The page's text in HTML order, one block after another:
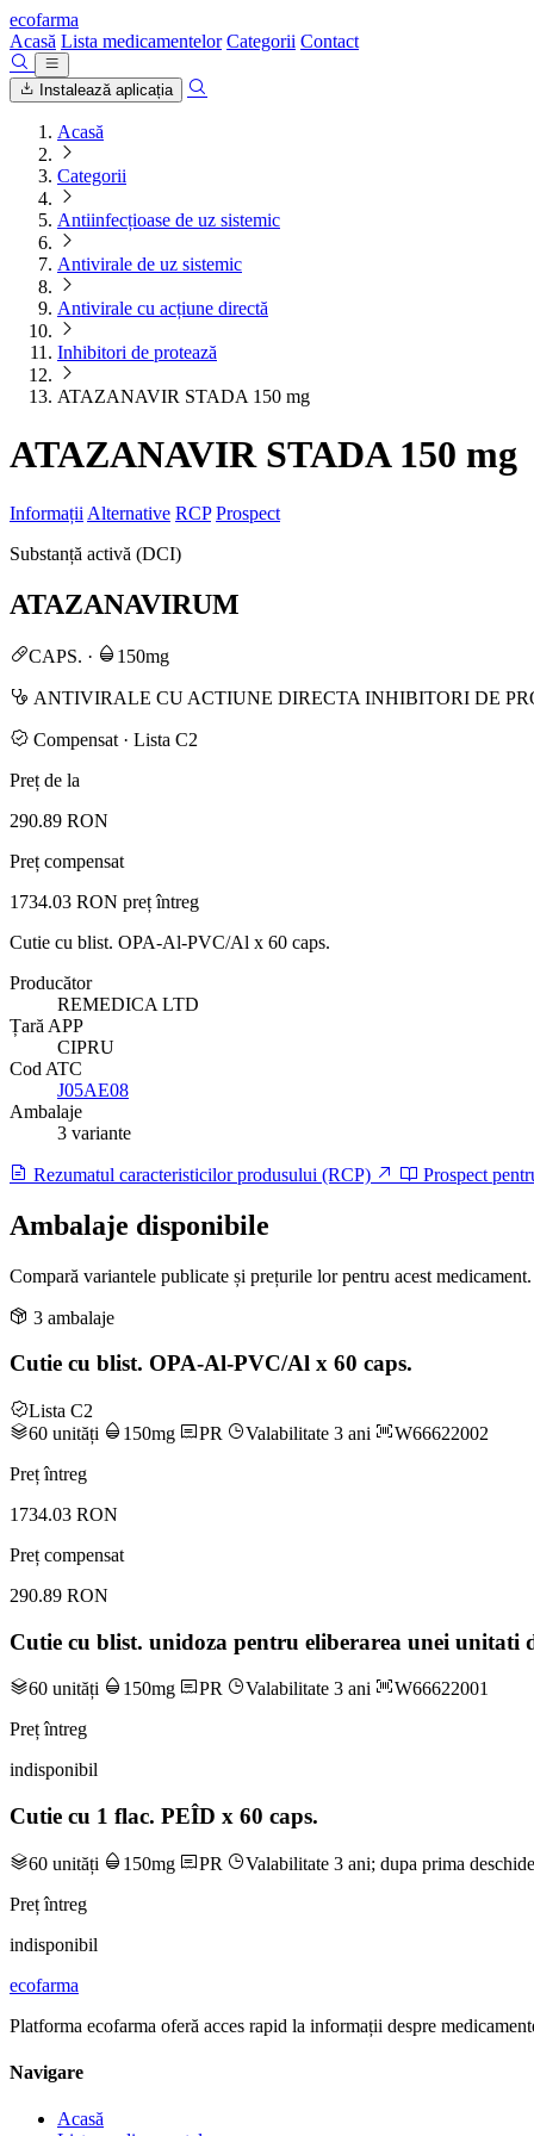
ecofarma
Acasă Lista medicamentelor Categorii Contact
Instalează aplicația
Acasă
Categorii
Antiinfecțioase de uz sistemic
Antivirale de uz sistemic
Antivirale cu acțiune directă
Inhibitori de protează
ATAZANAVIR STADA 150 mg
ATAZANAVIR STADA 150 mg
Informații Alternative RCP Prospect
Substanță activă (DCI)
ATAZANAVIRUM
CAPS. · 150mg
ANTIVIRALE CU ACTIUNE DIRECTA INHIBITORI DE
Compensat · Lista C2
Preț de la
290.89 RON
Preț compensat
1734.03 RON preț întreg
Cutie cu blist. OPA-Al-PVC/Al x 60 caps.
Producător
REMEDICA LTD
Țară APP
CIPRU
Cod ATC
J05AE08
Ambalaje
3 variante
Rezumatul caracteristicilor produsului (RCP) Prospect
Ambalaje disponibile
Compară variantele publicate și prețurile lor pentru acest medicament.
3 ambalaje
Cutie cu blist. OPA-Al-PVC/Al x 60 caps.
Lista C2
60 unități
150mg PR Valabilitate 3 ani
W66622002
Preț întreg
1734.03 RON
Preț compensat
290.89 RON
Cutie cu blist. unidoza pentru eliberarea unei unitati
60 unități 150mg PR Valabilitate 3 ani
W66622001
Preț întreg
indisponibil
Cutie cu 1 flac. PEÎD x 60 caps.
60 unități 150mg PR Valabilitate 3 ani; dupa prima
Preț întreg
indisponibil
ecofarma
Platforma ecofarma oferă acces rapid la informații despre
Navigare
Acasă